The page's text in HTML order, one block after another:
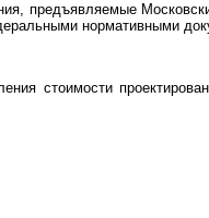
предъявляемые
нормативными
стоимости